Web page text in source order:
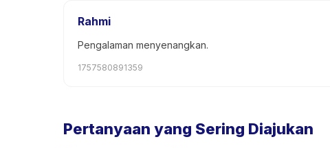
Rahmi
Pengalaman menyenangkan.
1757580891359
Pertanyaan yang Sering Diajukan